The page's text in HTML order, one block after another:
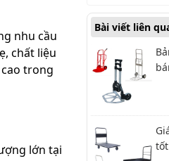
nhu cầu
chất liệu
trong
lớn tại
Bài viết liên